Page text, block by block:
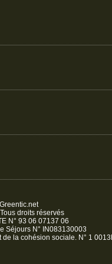
Greentic.net
droits réservés
N° 93 06 07137 06
Séjours N° IN083130003
de la cohésion sociale. N° 1